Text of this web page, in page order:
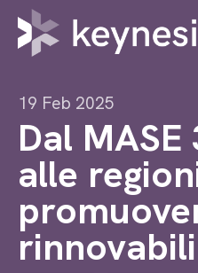
19 Feb 2025
Dal
alle
rinnovabili